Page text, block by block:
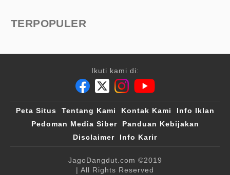
TERPOPULER
Ikuti kami di:
Peta Situs Tentang Kami Kontak Kami
Info Iklan
Pedoman Media Siber
Panduan Kebijakan
Disclaimer
Info Karir
JagoDangdut.com ©2019
| All Rights Reserved